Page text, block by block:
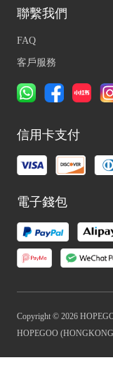
聯繫我們
FAQ
客戶服務
信用卡支付
電子錢包
Copyright © 2026
HOPEGOO